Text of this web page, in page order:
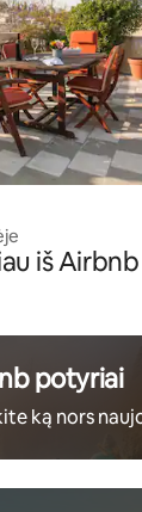
iš Airbnb
potyriai
ką nors